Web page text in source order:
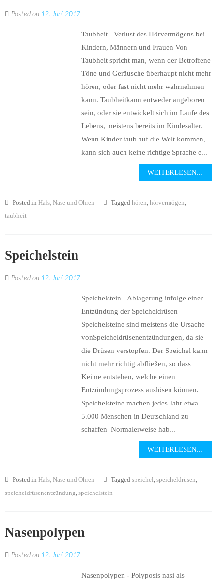
Posted on 12. Juni 2017
Taubheit - Verlust des Hörvermögens bei
Kindern, Männern und Frauen Von
Taubheit spricht man, wenn der Betroffene
Töne und Geräusche überhaupt nicht mehr
hören, oder fast nicht mehr wahrnehmen
kann. Taubheitkann entweder angeboren
sein, oder sie entwickelt sich im Laufe des
Lebens, meistens bereits im Kindesalter.
Wenn Kinder taub auf die Welt kommen,
kann sich auch keine richtige Sprache e...
WEITERLESEN...
Posted in Hals, Nase und Ohren Tagged hören, hörvermögen,
taubheit
Speichelstein
Posted on 12. Juni 2017
Speichelstein - Ablagerung infolge einer
Entzündung der Speicheldrüsen
Speichelsteine sind meistens die Ursache
vonSpeicheldrüsenentzündungen, da sie
die Drüsen verstopfen. Der Speichel kann
nicht mehr richtig abfließen, so dass
Keime entstehen, welche einen
Entzündungsprozess auslösen können.
Speichelsteine machen jedes Jahr etwa
5.000 Menschen in Deutschland zu
schaffen. Normalerweise hab...
WEITERLESEN...
Posted in Hals, Nase und Ohren Tagged speichel, speicheldrüsen,
speicheldrüsenentzündung, speichelstein
Nasenpolypen
Posted on 12. Juni 2017
Nasenpolypen - Polyposis nasi als